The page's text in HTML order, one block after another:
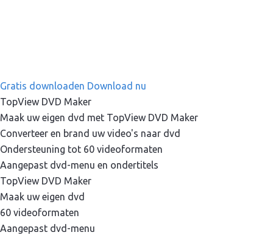
Gratis downloaden Download nu
TopView DVD Maker
Maak uw eigen dvd met TopView DVD Maker
Converteer en brand uw video's naar dvd
Ondersteuning tot 60 videoformaten
Aangepast dvd-menu en ondertitels
TopView DVD Maker
Maak uw eigen dvd
60 videoformaten
Aangepast dvd-menu